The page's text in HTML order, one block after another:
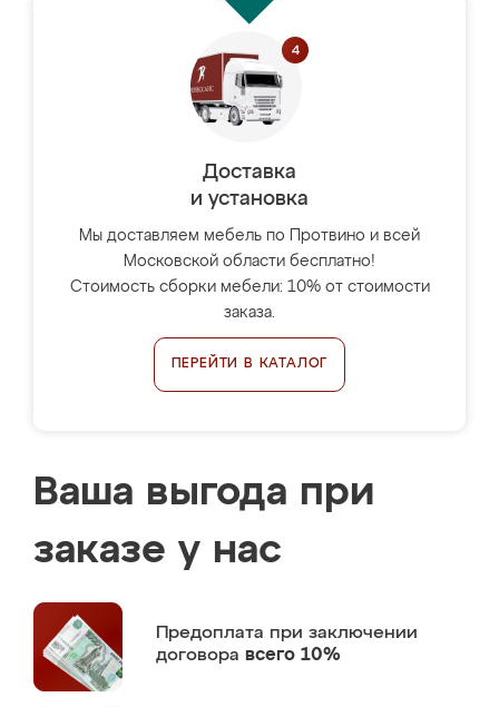
Доставка
и установка
Мы доставляем мебель по Протвино и всей
Московской области бесплатно!
Стоимость сборки мебели: 10% от стоимости
заказа.
ПЕРЕЙТИ В КАТАЛОГ
Ваша выгода при
заказе у нас
Предоплата при заключении
договора всего 10%